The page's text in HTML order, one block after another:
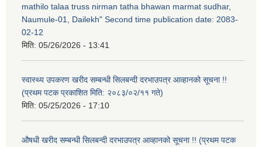
mathilo talaa truss nirman tatha bhawan marmat sudhar,
Naumule-01, Dailekh" Second time publication date: 2083-
02-12
मिति: 05/26/2026 - 13:41
स्वास्थ्य उपकरण खरीद सम्बन्धी सिलबन्दी दरभाउपत्र आव्हानको सूचना !!
(प्रथम पटक प्रकाशित मिति: २०८३/०२/११ गते)
मिति: 05/25/2026 - 17:10
औषधी खरीद सम्बन्धी सिलबन्दी दरभाउपत्र आव्हानको सूचना !! (प्रथम पटक